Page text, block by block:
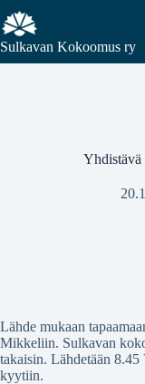
Sulkavan Kokoomus ry
Yhdistävä
Lähde mukaan
Mikkeliin. Sulkavan
takaisin. Lähdetään 8.45
kyytiin.